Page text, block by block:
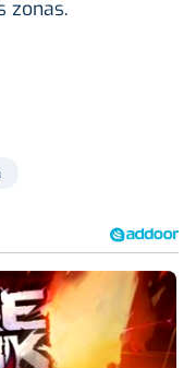
zonas.